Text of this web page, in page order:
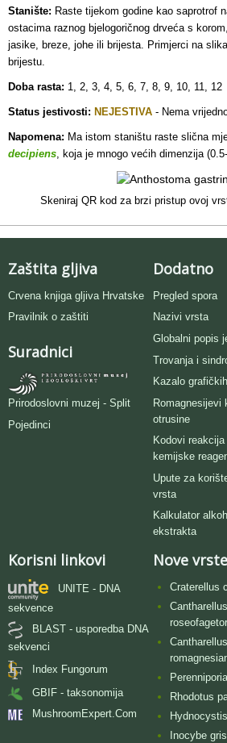
Stanište: Raste tijekom godine kao saprotrof
ostacima raznog bjelogoričnog drveća s
jasike, breze, johe ili brijesta. Primjerci na
brijestu.
Doba rasta: 1, 2, 3, 4, 5, 6, 7, 8, 9, 10, 11, 12
Status jestivosti: NEJESTIVA - Nema
Napomena: Ma istom staništu raste slična
decipiens, koja je mnogo većih dimenzija
Skeniraj QR kod za brzi pristup ovoj
Zaštita gljiva
Crvena knjiga gljiva Hrvatske
Pravilnik o zaštiti
Suradnici
Prirodoslovni muzej - Split
Pojedinci
Dodatno
Pregled spora
Nazivi vrsta
Globalni popis
Trovanja i
Kazalo
Romagnesijevi
otrusine
Kodovi
kemijske
Upute za
vrsta
Kalkulator
ekstrakta
Korisni linkovi
UNITE - DNA
sekvence
BLAST - usporedba DNA
sekvenci
Index Fungorum
GBIF - taksonomija
MushroomExpert.Com
Nove vrste
Craterellus
Cantharellus
Cantharellus
Rhodotus
Inocybe